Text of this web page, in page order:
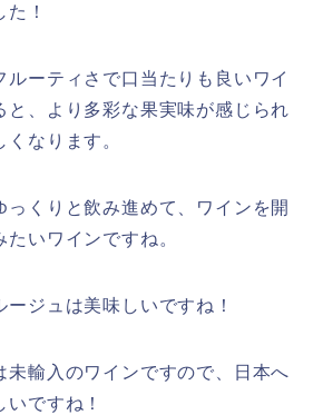
！
ルーティさで口当たりも良いワイ
と、より多彩な果実味が感じられ
なります。
っくりと飲み進めて、ワインを開
いワインですね。
ジュは美味しいですね！
未輸入のワインですので、日本へ
ですね！